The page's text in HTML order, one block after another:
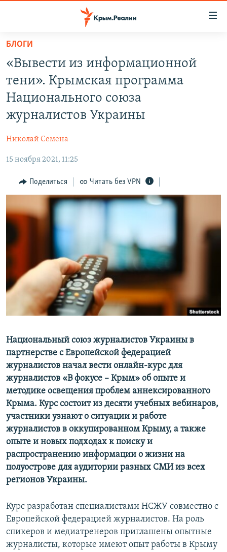
Вернуться
основному
содержанию
Вернутся
главной
Вернутся
КАРТА ВОЕННЫХ ОБЪЕКТОВ КРЫМА
ВОДА
ИНФОГРАФИКА
ТЕЛЕПРОЕКТ КРЫМ.РЕАЛИИ
СОВЕТЫ ПРАВОЗАЩИТНИКОВ
ПРОПАВШИЕ БЕЗ ВЕСТИ
КРЫМ.НЕПОКОРЕННЫЙ
ELIFBE
УКРАИНСКАЯ ПРОБЛЕМА КРЫМА
КАК ОБОЙТИ БЛОКИРОВКУ
Qırımtatar
Все сайты RFE/RL
БЛОГИ
«Вывести из информационной
тени». Крымская программа
Национального союза
журналистов Украины
Николай Семена
15 ноября 2021, 11:25
Поделиться Читать без VPN
Национальный союз журналистов Украины в
партнерстве с Европейской федерацией
журналистов начал вести онлайн-курс для
журналистов «В фокусе – Крым» об опыте и
методике освещения проблем аннексированного
Крыма. Курс состоит из десяти учебных вебинаров,
участники узнают о ситуации и работе
журналистов в оккупированном Крыму, а также
опыте и новых подходах к поиску и
распространению информации о жизни на
полуострове для аудитории разных СМИ из всех
регионов Украины.
Курс разработан специалистами НСЖУ совместно с
Европейской федерацией журналистов. На роль
спикеров и медиатренеров приглашены опытные
журналисты, которые имеют опыт работы в Крыму